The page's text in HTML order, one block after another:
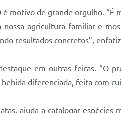
é motivo de grande orgulho.
agricultura familiar e
resultados concretos”,
em outras feiras. “O
diferenciada, feita com
ajuda a catalogar